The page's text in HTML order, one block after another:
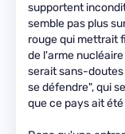
supportent
semble pas plus
rouge qui mettrait
de l'arme
serait sans-doutes
se défendre", qui
que ce pays ait